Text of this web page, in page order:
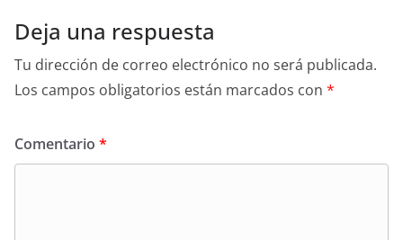
Deja una respuesta
Tu dirección de correo electrónico no será publicada.
Los campos obligatorios están marcados con *
Comentario *